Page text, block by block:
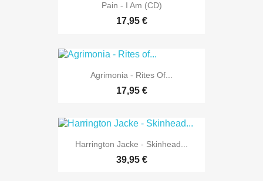
Pain - I Am (CD)
17,95 €
Agrimonia - Rites Of...
17,95 €
Harrington Jacke - Skinhead...
39,95 €